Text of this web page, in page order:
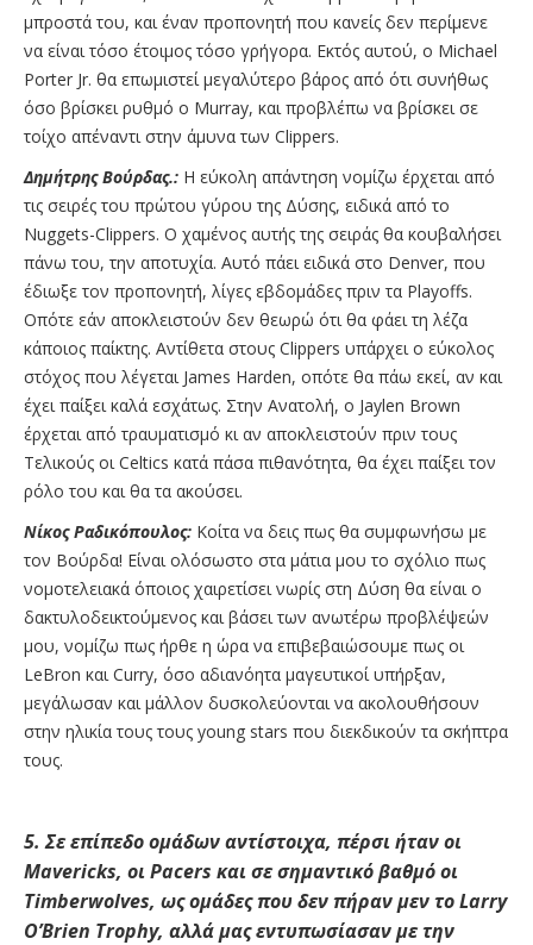
μπροστά του, και έναν προπονητή που κανείς δεν περίμενε
να είναι τόσο έτοιμος τόσο γρήγορα. Εκτός αυτού, ο Michael
Porter Jr. θα επωμιστεί μεγαλύτερο βάρος από ότι συνήθως
όσο βρίσκει ρυθμό ο Murray, και προβλέπω να βρίσκει σε
τοίχο απέναντι στην άμυνα των Clippers.
Δημήτρης Βούρδας.: Η εύκολη απάντηση νομίζω έρχεται από
τις σειρές του πρώτου γύρου της Δύσης, ειδικά από το
Nuggets-Clippers. Ο χαμένος αυτής της σειράς θα κουβαλήσει
πάνω του, την αποτυχία. Αυτό πάει ειδικά στο Denver, που
έδιωξε τον προπονητή, λίγες εβδομάδες πριν τα Playoffs.
Οπότε εάν αποκλειστούν δεν θεωρώ ότι θα φάει τη λέζα
κάποιος παίκτης. Αντίθετα στους Clippers υπάρχει ο εύκολος
στόχος που λέγεται James Harden, οπότε θα πάω εκεί, αν και
έχει παίξει καλά εσχάτως. Στην Ανατολή, ο Jaylen Brown
έρχεται από τραυματισμό κι αν αποκλειστούν πριν τους
Tελικούς οι Celtics κατά πάσα πιθανότητα, θα έχει παίξει τον
ρόλο του και θα τα ακούσει.
Νίκος Ραδικόπουλος: Κοίτα να δεις πως θα συμφωνήσω με
τον Βούρδα! Είναι ολόσωστο στα μάτια μου το σχόλιο πως
νομοτελειακά όποιος χαιρετίσει νωρίς στη Δύση θα είναι ο
δακτυλοδεικτούμενος και βάσει των ανωτέρω προβλέψεών
μου, νομίζω πως ήρθε η ώρα να επιβεβαιώσουμε πως οι
LeBron και Curry, όσο αδιανόητα μαγευτικοί υπήρξαν,
μεγάλωσαν και μάλλον δυσκολεύονται να ακολουθήσουν
στην ηλικία τους τους young stars που διεκδικούν τα σκήπτρα
τους.
5.Σε επίπεδο ομάδων αντίστοιχα, πέρσι ήταν οι
Mavericks, οι Pacers και σε σημαντικό βαθμό οι
Timberwolves, ως ομάδες που δεν πήραν μεν το Larry
O’Brien Trophy, αλλά μας εντυπωσίασαν με την